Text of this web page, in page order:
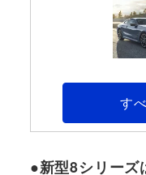
す
●新型8シリーズ